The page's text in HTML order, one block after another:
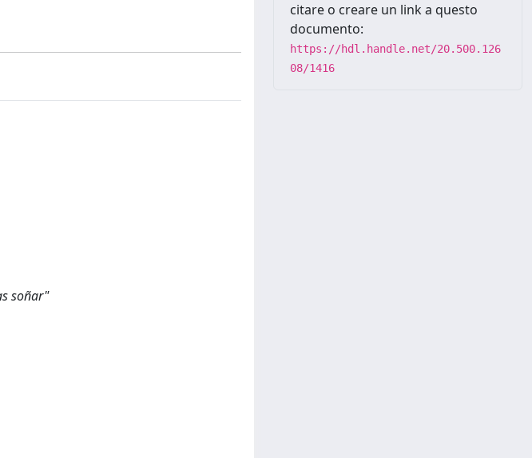
soñar"
citare o creare un link a questo
documento:
https://hdl.handle.net/20.500.126
08/1416